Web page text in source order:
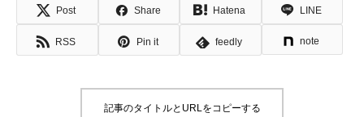
Post Share Hatena LINE
RSS Pin it feedly note
記事のタイトルとURLをコピーする